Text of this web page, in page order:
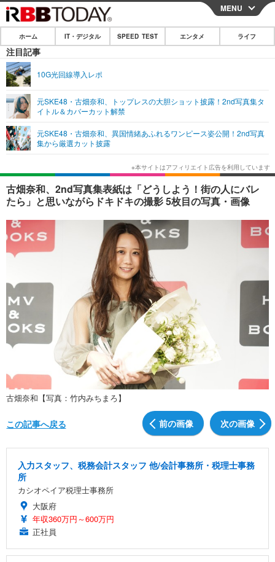
CLOSE
ホーム
IT・デジタル
ネタ
ショッピング その他
SPEED TEST
エンタメ
エンタメTOP
韓国・芸能
音楽 スポーツ
ショッピング
ライフ
ライフTOP グルメ
ペット ショッピング
その他
リリース一覧
プッシュ通知の停止方法
MENU
ホーム IT・デジタル SPEED TEST エンタメ ライフ
注目記事
10G光回線導入レポ
元SKE48・古畑奈和、トップレスの大胆ショット披露！2nd写真集タ
イトル＆カバーカット解禁
元SKE48・古畑奈和、異国情緒あふれるワンピース姿公開！2nd写真
集から厳選カット披露
古畑奈和、2nd写真集表紙は「どうしよう！街の人にバレ
たら」と思いながらドキドキの撮影 5枚目の写真・画像
古畑奈和【写真：竹内みちまろ】
前の画像 次の画像
この記事へ戻る
入力スタッフ、税務会計スタッフ 他/会計事務所・税理士事務
所
カシオペイア税理士事務所
大阪府
年収360万円～600万円
正社員